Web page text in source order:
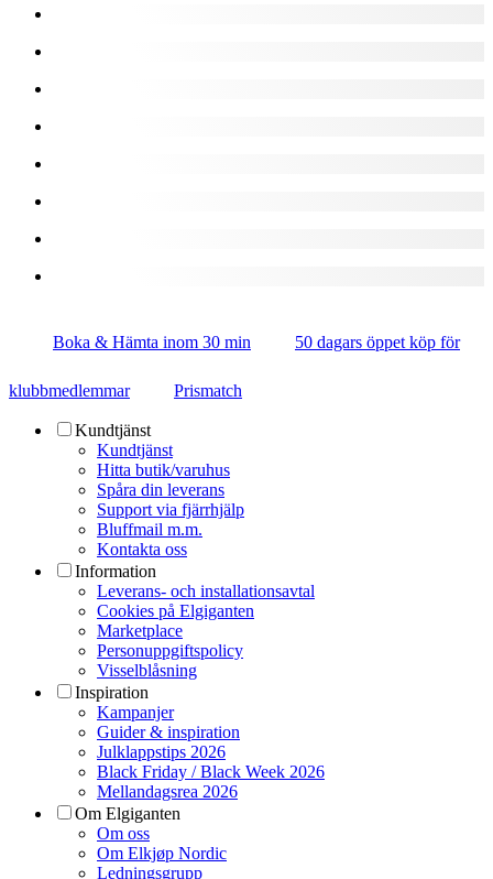
Boka & Hämta inom 30 min 50 dagars öppet köp för
klubbmedlemmar Prismatch
Kundtjänst
Kundtjänst
Hitta butik/varuhus
Spåra din leverans
Support via fjärrhjälp
Bluffmail m.m.
Kontakta oss
Information
Leverans- och installationsavtal
Cookies på Elgiganten
Marketplace
Personuppgiftspolicy
Visselblåsning
Inspiration
Kampanjer
Guider & inspiration
Julklappstips 2026
Black Friday / Black Week 2026
Mellandagsrea 2026
Om Elgiganten
Om oss
Om Elkjøp Nordic
Ledningsgrupp